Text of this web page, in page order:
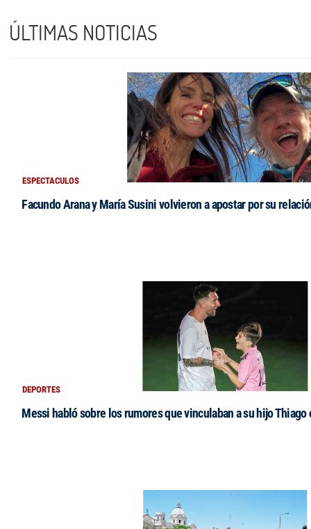
ÚLTIMAS NOTICIAS
ESPECTACULOS
Facundo Arana y María Susini volvieron a apostar por su
DEPORTES
Messi habló sobre los rumores que vinculaban a su hijo Thiago